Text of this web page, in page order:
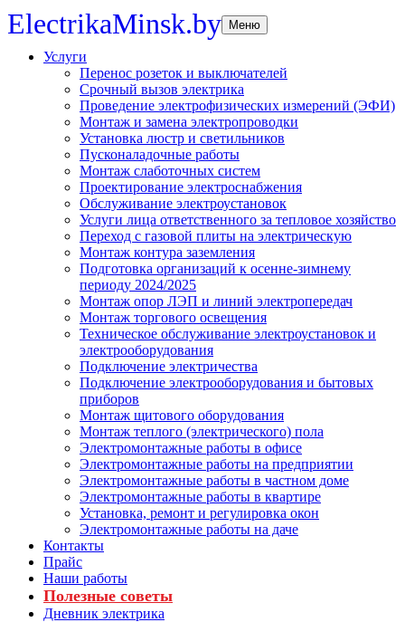
ElectrikaMinsk.by Меню
Услуги
Перенос розеток и выключателей
Срочный вызов электрика
Проведение электрофизических измерений (ЭФИ)
Монтаж и замена электропроводки
Установка люстр и светильников
Пусконаладочные работы
Монтаж слаботочных систем
Проектирование электроснабжения
Обслуживание электроустановок
Услуги лица ответственного за тепловое хозяйство
Переход с газовой плиты на электрическую
Монтаж контура заземления
Подготовка организаций к осенне-зимнему
периоду 2024/2025
Монтаж опор ЛЭП и линий электропередач
Монтаж торгового освещения
Техническое обслуживание электроустановок и
электрооборудования
Подключение электричества
Подключение электрооборудования и бытовых
приборов
Монтаж щитового оборудования
Монтаж теплого (электрического) пола
Электромонтажные работы в офисе
Электромонтажные работы на предприятии
Электромонтажные работы в частном доме
Электромонтажные работы в квартире
Установка, ремонт и регулировка окон
Электромонтажные работы на даче
Контакты
Прайс
Наши работы
Полезные советы
Дневник электрика